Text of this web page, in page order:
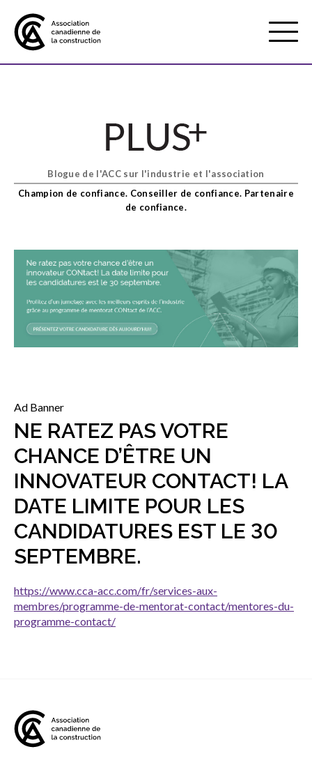
Mobile
Menu
À propos de nous
Adhésion
Show
sub
sub
menu
Services axés sur les pratiques
exemplaires
Show
sub
Événements
Blogue de l'ACC sur l'industrie et l'association
Champion de confiance. Conseiller de confiance. Partenaire
de confiance.
Ad Banner
NE RATEZ PAS VOTRE
CHANCE D’ÊTRE UN
INNOVATEUR CONTACT! LA
DATE LIMITE POUR LES
CANDIDATURES EST LE 30
SEPTEMBRE.
https://www.cca-acc.com/fr/services-aux-
membres/programme-de-mentorat-contact/mentores-du-
programme-contact/